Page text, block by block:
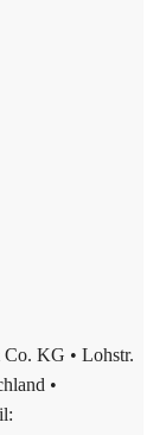
KG • Lohstr.
•